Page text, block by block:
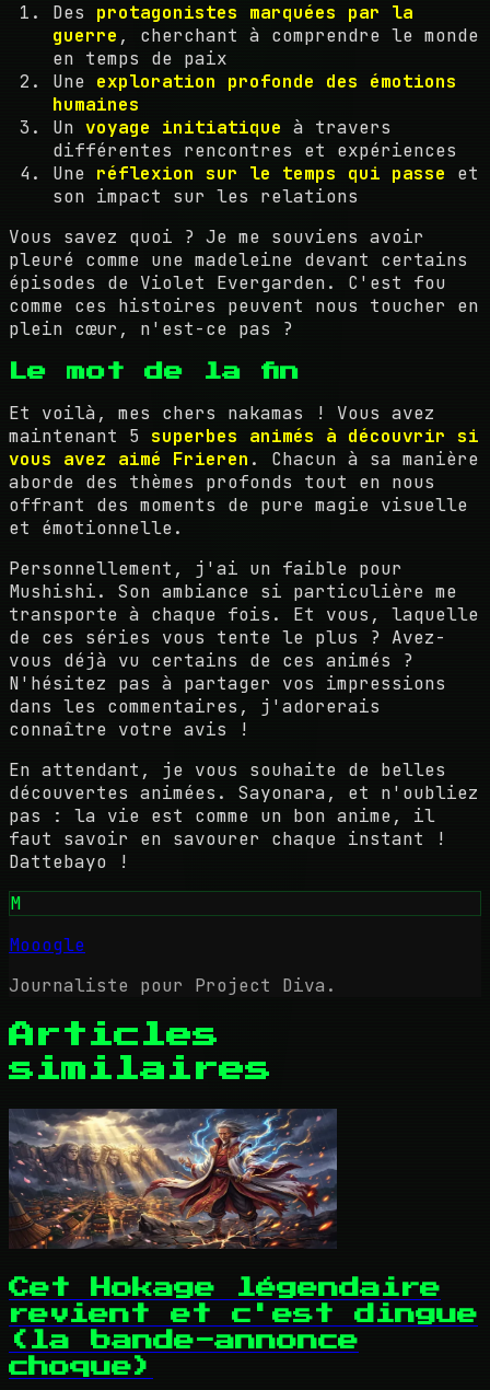
Des protagonistes marquées par la
guerre , cherchant à comprendre le monde
en temps de paix
Une exploration profonde des émotions
humaines
Un voyage initiatique à travers
différentes rencontres et expériences
Une réflexion sur le temps qui passe et
son impact sur les relations
Vous savez quoi ? Je me souviens avoir
pleuré comme une madeleine devant certains
épisodes de Violet Evergarden. C'est fou
comme ces histoires peuvent nous toucher en
plein cœur, n'est-ce pas ?
Le mot de la fin
Et voilà, mes chers nakamas ! Vous avez
maintenant 5 superbes animés à découvrir si
vous avez aimé Frieren . Chacun à sa manière
aborde des thèmes profonds tout en nous
offrant des moments de pure magie visuelle
et émotionnelle.
Personnellement, j'ai un faible pour
Mushishi. Son ambiance si particulière me
transporte à chaque fois. Et vous, laquelle
de ces séries vous tente le plus ? Avez-
vous déjà vu certains de ces animés ?
N'hésitez pas à partager vos impressions
dans les commentaires, j'adorerais
connaître votre avis !
En attendant, je vous souhaite de belles
découvertes animées. Sayonara, et n'oubliez
pas : la vie est comme un bon anime, il
faut savoir en savourer chaque instant !
Dattebayo !
M
Mooogle
Journaliste pour Project Diva.
Articles
similaires
Cet Hokage légendaire
revient et c'est dingue
(la bande-annonce
choque)